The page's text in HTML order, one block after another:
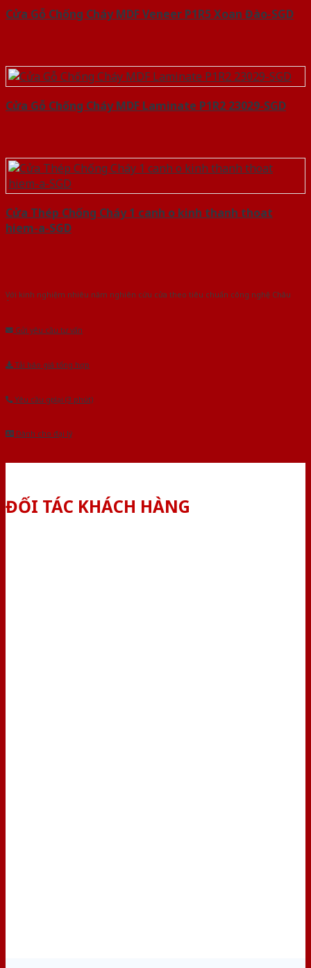
Cửa Gỗ Chống Cháy MDF Veneer P1R5 Xoan Đào-SGD
Cửa Gỗ Chống Cháy MDF Laminate P1R2 23029-SGD
Cửa Thép Chống Cháy 1 canh o kinh thanh thoat
hiem-a-SGD
Với kinh nghiệm nhiêu năm nghiên cứu cửa theo tiêu chuẩn công nghệ Châu
Gửi yêu cầu tư vấn
Tải báo giá tổng hợp
Yêu cầu gọi lại (3 phút)
Dành cho đại lý
ĐỐI TÁC KHÁCH HÀNG